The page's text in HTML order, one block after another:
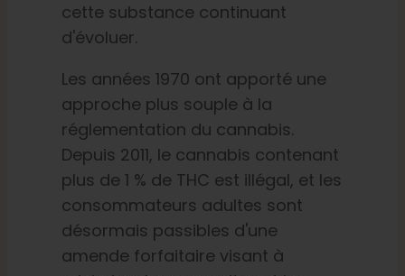
cette substance continuant
d'évoluer.
Les années 1970 ont apporté une
approche plus souple à la
réglementation du cannabis.
Depuis 2011, le cannabis contenant
plus de 1 % de THC est illégal, et les
consommateurs adultes sont
désormais passibles d'une
amende forfaitaire visant à